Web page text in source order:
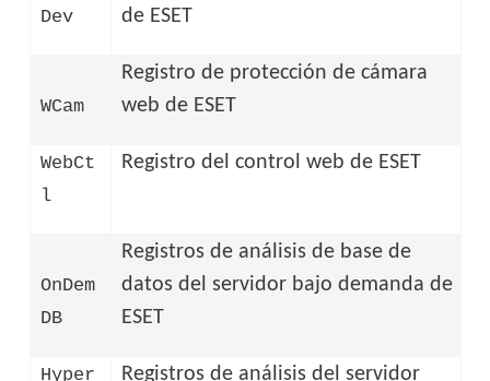
Dev
de ESET
WCam
Registro de protección de cámara
web de ESET
WebCt
l
Registro del control web de ESET
OnDem
DB
Registros de análisis de base de
datos del servidor bajo demanda de
ESET
Hyper
Registros de análisis del servidor